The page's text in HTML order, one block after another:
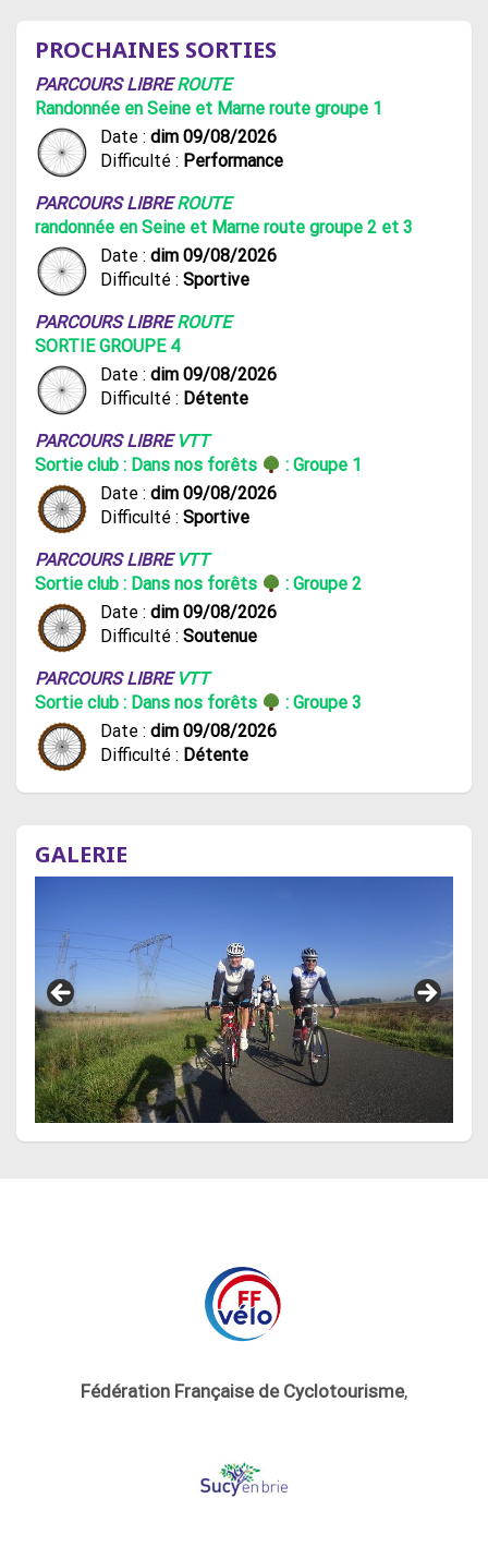
PROCHAINES SORTIES
PARCOURS LIBREROUTE
Randonnée en Seine et Marne route groupe 1
Date : dim 09/08/2026
Difficulté : Performance
PARCOURS LIBREROUTE
randonnée en Seine et Marne route groupe 2 et 3
Date : dim 09/08/2026
Difficulté : Sportive
PARCOURS LIBREROUTE
SORTIE GROUPE 4
Date : dim 09/08/2026
Difficulté : Détente
PARCOURS LIBRE VTT
Sortie club : Dans nos forêts
: Groupe 1
Date : dim 09/08/2026
Difficulté : Sportive
PARCOURS LIBRE VTT
Sortie club : Dans nos forêts
: Groupe 2
Date : dim 09/08/2026
Difficulté : Soutenue
PARCOURS LIBRE VTT
Sortie club : Dans nos forêts
: Groupe 3
Date : dim 09/08/2026
Difficulté : Détente
GALERIE
Fédération Française de Cyclotourisme,